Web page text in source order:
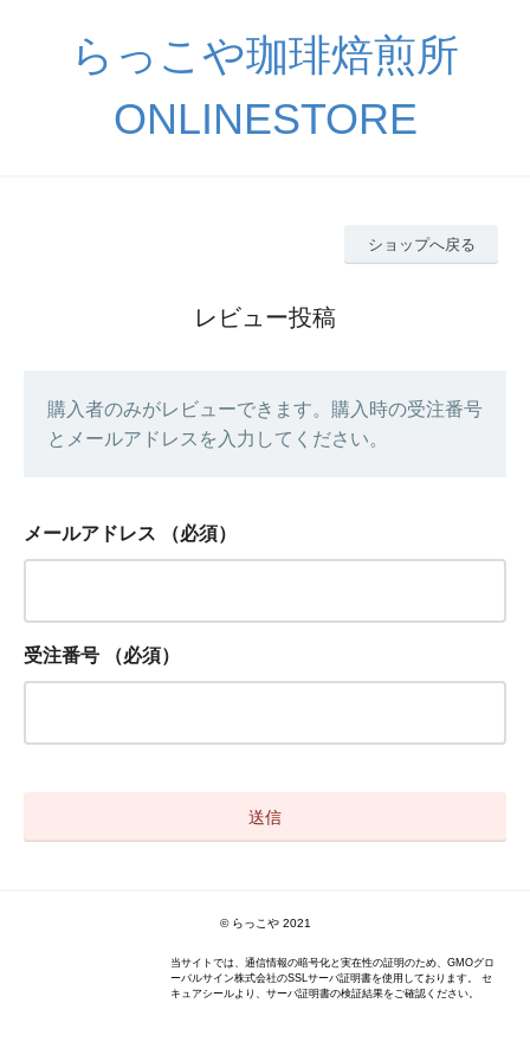
らっこや珈琲焙煎所
ONLINESTORE
ショップへ戻る
レビュー投稿
購入者のみがレビューできます。購入時の受注番号
とメールアドレスを入力してください。
メールアドレス （必須）
受注番号 （必須）
© らっこや 2021
当サイトでは、通信情報の暗号化と実在性の証明のため、GMOグロ
ーバルサイン株式会社のSSLサーバ証明書を使用しております。 セ
キュアシールより、サーバ証明書の検証結果をご確認ください。